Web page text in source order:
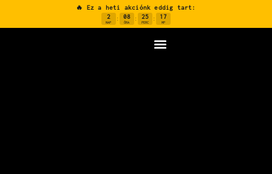
🔥 Ez a heti akciónk eddig tart:
2
NAP
: 08
ÓRA
: 25
PERC
: 16
MP